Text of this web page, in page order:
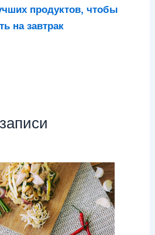
продуктов, чтобы
на завтрак